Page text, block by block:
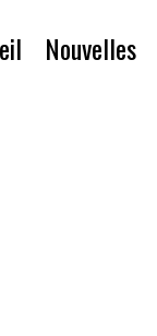
Nouvelles